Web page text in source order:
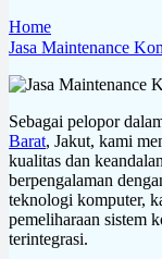
Home
Jasa Maintenance
Sebagai pelopor
Barat, Jakut, kami
kualitas dan
berpengalaman
teknologi komputer,
pemeliharaan sistem
terintegrasi.